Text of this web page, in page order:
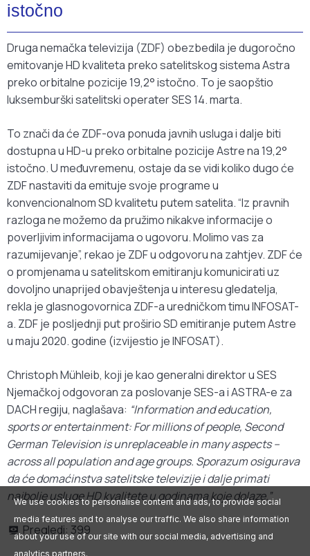
istočno
Druga nemačka televizija (ZDF) obezbedila je dugoročno
emitovanje HD kvaliteta preko satelitskog sistema Astra
preko orbitalne pozicije 19,2° istočno. To je saopštio
luksemburški satelitski operater SES 14. marta.
To znači da će ZDF-ova ponuda javnih usluga i dalje biti
dostupna u HD-u preko orbitalne pozicije Astre na 19,2°
istočno. U međuvremenu, ostaje da se vidi koliko dugo će
ZDF nastaviti da emituje svoje programe u
konvencionalnom SD kvalitetu putem satelita. “Iz pravnih
razloga ne možemo da pružimo nikakve informacije o
poverljivim informacijama o ugovoru. Molimo vas za
razumijevanje”, rekao je ZDF u odgovoru na zahtjev. ZDF će
o promjenama u satelitskom emitiranju komunicirati uz
dovoljno unaprijed obavještenja u interesu gledatelja,
rekla je glasnogovornica ZDF-a uredničkom timu INFOSAT-
a. ZDF je posljednji put proširio SD emitiranje putem Astre
u maju 2020. godine (izvijestio je INFOSAT).
Christoph Mühleib, koji je kao generalni direktor u SES
Njemačkoj odgovoran za poslovanje SES-a i ASTRA-e za
DACH regiju, naglašava: “Information and education,
sports or entertainment: For millions of people, Second
German Television is unreplaceable in many aspects –
across all population and age groups. Sporazum osigurava
da će domaćinstva satelitske televizije i dalje primati
najbolje usluge HD kvalitete u godinama koje dolaze.”
Pregledi: 399
We use cookies to personalise content and ads, to provide social
media features and to analyse our traffic. We also share information
about your use of our site with our social media, advertising and
analytics partners.